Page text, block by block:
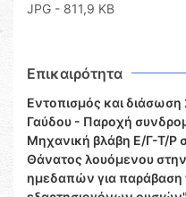
JPG - 811,9 KB
Επικαιρότητα
Εντοπισμός και
Γαύδου - Παροχή
Μηχανική βλάβη Ε/Γ-Τ/Ρ
Θάνατος λουόμενου
ημεδαπών για παράβαση